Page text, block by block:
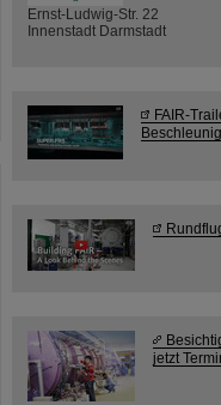
Ernst-Ludwig-Str. 22
Innenstadt Darmstadt
FAIR-
jetzt